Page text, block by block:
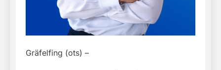
Gräfelfing (ots) –